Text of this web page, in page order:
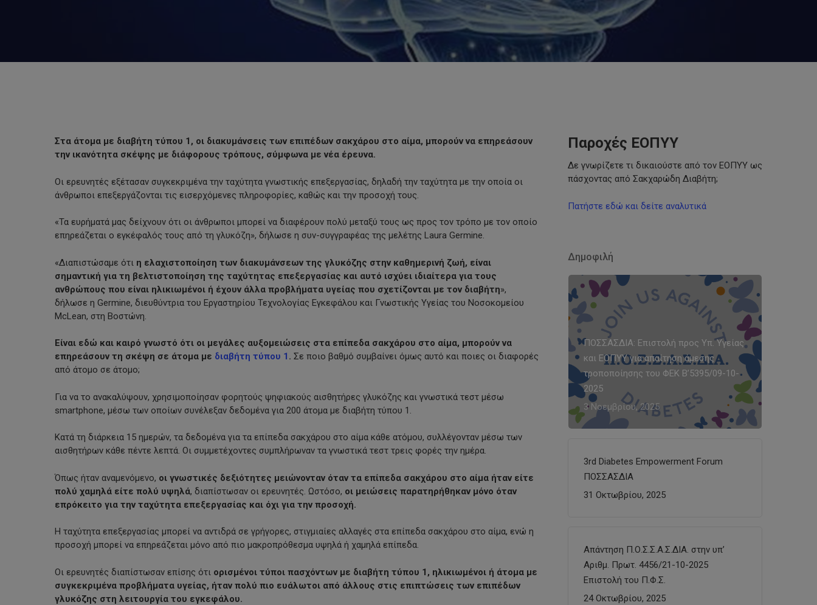
Hit enter to search or ESC to close
Στα άτομα με διαβήτη τύπου 1, οι διακυμάνσεις των επιπέδων σακχάρου στο αίμα, μπορούν να επηρεάσουν
την ικανότητα σκέψης με διάφορους τρόπους, σύμφωνα με νέα έρευνα.
Οι ερευνητές εξέτασαν συγκεκριμένα την ταχύτητα γνωστικής επεξεργασίας, δηλαδή την ταχύτητα με την οποία οι
άνθρωποι επεξεργάζονται τις εισερχόμενες πληροφορίες, καθώς και την προσοχή τους.
«Τα ευρήματά μας δείχνουν ότι οι άνθρωποι μπορεί να διαφέρουν πολύ μεταξύ τους ως προς τον τρόπο με τον οποίο
επηρεάζεται ο εγκέφαλός τους από τη γλυκόζη», δήλωσε η συν-συγγραφέας της μελέτης Laura Germine.
«Διαπιστώσαμε ότι η ελαχιστοποίηση των διακυμάνσεων της γλυκόζης στην καθημερινή ζωή, είναι
σημαντική για τη βελτιστοποίηση της ταχύτητας επεξεργασίας και αυτό ισχύει ιδιαίτερα για τους
ανθρώπους που είναι ηλικιωμένοι ή έχουν άλλα προβλήματα υγείας που σχετίζονται με τον διαβήτη»,
δήλωσε η Germine, διευθύντρια του Εργαστηρίου Τεχνολογίας Εγκεφάλου και Γνωστικής Υγείας του Νοσοκομείου
McLean, στη Βοστώνη.
Είναι εδώ και καιρό γνωστό ότι οι μεγάλες αυξομειώσεις στα επίπεδα σακχάρου στο αίμα, μπορούν να
επηρεάσουν τη σκέψη σε άτομα με διαβήτη τύπου 1 . Σε ποιο βαθμό συμβαίνει όμως αυτό και ποιες οι διαφορές
από άτομο σε άτομο;
Για να το ανακαλύψουν, χρησιμοποίησαν φορητούς ψηφιακούς αισθητήρες γλυκόζης και γνωστικά τεστ μέσω
smartphone, μέσω των οποίων συνέλεξαν δεδομένα για 200 άτομα με διαβήτη τύπου 1.
Κατά τη διάρκεια 15 ημερών, τα δεδομένα για τα επίπεδα σακχάρου στο αίμα κάθε ατόμου, συλλέγονταν μέσω των
αισθητήρων κάθε πέντε λεπτά. Οι συμμετέχοντες συμπλήρωναν τα γνωστικά τεστ τρεις φορές την ημέρα.
Όπως ήταν αναμενόμενο, οι γνωστικές δεξιότητες μειώνονταν όταν τα επίπεδα σακχάρου στο αίμα ήταν είτε
πολύ χαμηλά είτε πολύ υψηλά, διαπίστωσαν οι ερευνητές. Ωστόσο, οι μειώσεις παρατηρήθηκαν μόνο όταν
επρόκειτο για την ταχύτητα επεξεργασίας και όχι για την προσοχή.
Η ταχύτητα επεξεργασίας μπορεί να αντιδρά σε γρήγορες, στιγμιαίες αλλαγές στα επίπεδα σακχάρου στο αίμα, ενώ η
προσοχή μπορεί να επηρεάζεται μόνο από πιο μακροπρόθεσμα υψηλά ή χαμηλά επίπεδα.
Οι ερευνητές διαπίστωσαν επίσης ότι ορισμένοι τύποι πασχόντων με διαβήτη τύπου 1, ηλικιωμένοι ή άτομα με
συγκεκριμένα προβλήματα υγείας, ήταν πολύ πιο ευάλωτοι από άλλους στις επιπτώσεις των επιπέδων
γλυκόζης στη λειτουργία του εγκεφάλου.
Παροχές ΕΟΠΥΥ
Δε γνωρίζετε τι δικαιούστε από τον ΕΟΠΥΥ ως
πάσχοντας από Σακχαρώδη Διαβήτη;
Πατήστε εδώ και δείτε αναλυτικά
Δημοφιλή
ΠΟΣΣΑΣΔΙΑ: Επιστολή προς Υπ. Υγείας
και ΕΟΠΥΥ για απαίτηση άμεσης
τροποποίησης του ΦΕΚ Β’5395/09-10-
2025
3 Νοεμβρίου, 2025
3rd Diabetes Empowerment Forum
ΠΟΣΣΑΣΔΙΑ
31 Οκτωβρίου, 2025
Απάντηση Π.Ο.Σ.Σ.Α.Σ.ΔΙΑ. στην υπ’
Αριθμ. Πρωτ. 4456/21-10-2025
Επιστολή του Π.Φ.Σ.
24 Οκτωβρίου, 2025